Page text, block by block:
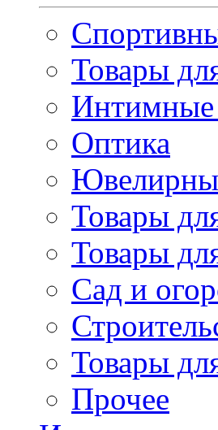
Товары
Интимные
Оптика
Товары
Товары
Сад и
Товары
Прочее